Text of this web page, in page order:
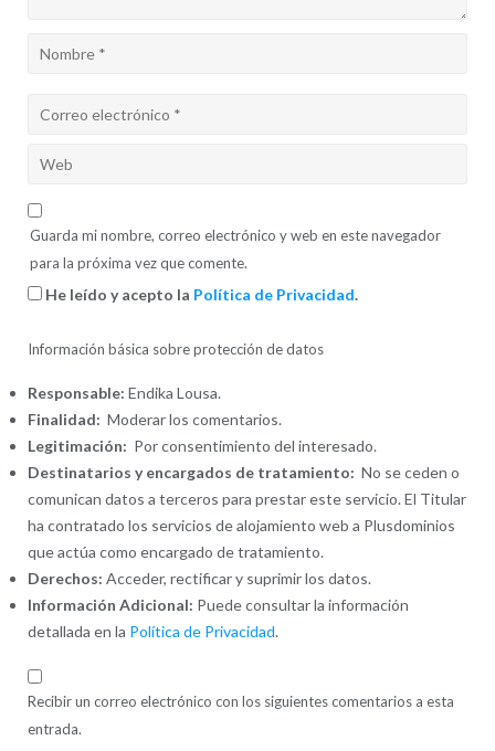
Guarda mi nombre, correo electrónico y web en este navegador
para la próxima vez que comente.
He leído y acepto la Política de Privacidad.
Información básica sobre protección de datos
Responsable: Endika Lousa.
Finalidad: Moderar los comentarios.
Legitimación: Por consentimiento del interesado.
Destinatarios y encargados de tratamiento: No se ceden o
comunican datos a terceros para prestar este servicio. El Titular
ha contratado los servicios de alojamiento web a Plusdominios
que actúa como encargado de tratamiento.
Derechos: Acceder, rectificar y suprimir los datos.
Información Adicional: Puede consultar la información
detallada en la Política de Privacidad.
Recibir un correo electrónico con los siguientes comentarios a esta
entrada.